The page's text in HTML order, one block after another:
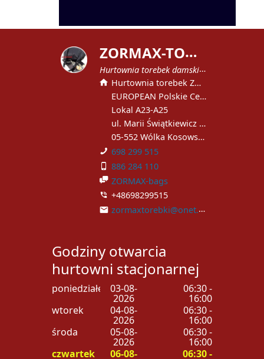
Z
ORMAX-TOREBKI
Hurtownia torebek damskich
Hurtownia torebek ZORMAX
EUROPEAN Polskie Centrum Handlowe
Lokal A23-A25
ul. Marii Świątkiewicz 51
05-552 Wólka Kosowska
698 299 515
886 284 110
ZORMAX-bags
+48698299515
zormaxtorebki@onet.pl
Godziny otwarcia
hurtowni stacjonarnej
poniedziałek 03-08-
2026
06:30 -
16:00
wtorek
04-08-
2026
06:30 -
16:00
środa
05-08-
2026
06:30 -
16:00
czwartek
06-08- 06:30 -